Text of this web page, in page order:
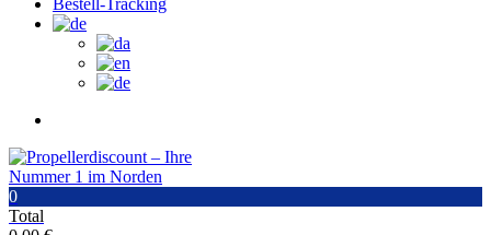
Bestell-Tracking
0
Total